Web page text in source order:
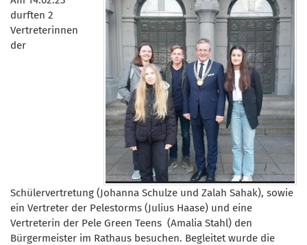
durften 2
Vertreterinnen
der
Schülervertretung (Johanna Schulze und Zalah Sahak), sowie
ein Vertreter der Pelestorms (Julius Haase) und eine
Vertreterin der Pele Green Teens (Amalia Stahl) den
Bürgermeister im Rathaus besuchen. Begleitet wurde die